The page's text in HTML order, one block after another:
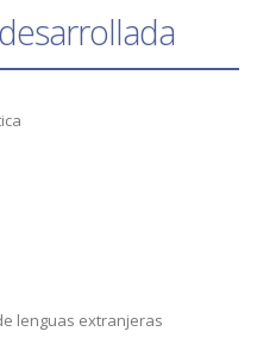
lenguas extranjeras